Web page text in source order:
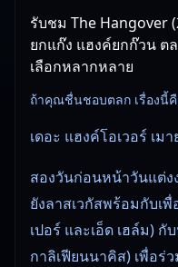
รับชม The Hangover
ยกแก๊ง แฮงค์ยกก๊วน ต
เลือกหลากหลาย
ถ้าคุณชื่นชอบตลก เรื่องนี้
เดอะ แฮงค์โอเวอร์ เม
สองวันก่อนหน้าวันแต่ง
ยังลาสเวกัสพร้อมกับเ
เปอร์ และเอ็ด เฮล์ม)
กาลิเฟียนนาคิส) เพื่อร่